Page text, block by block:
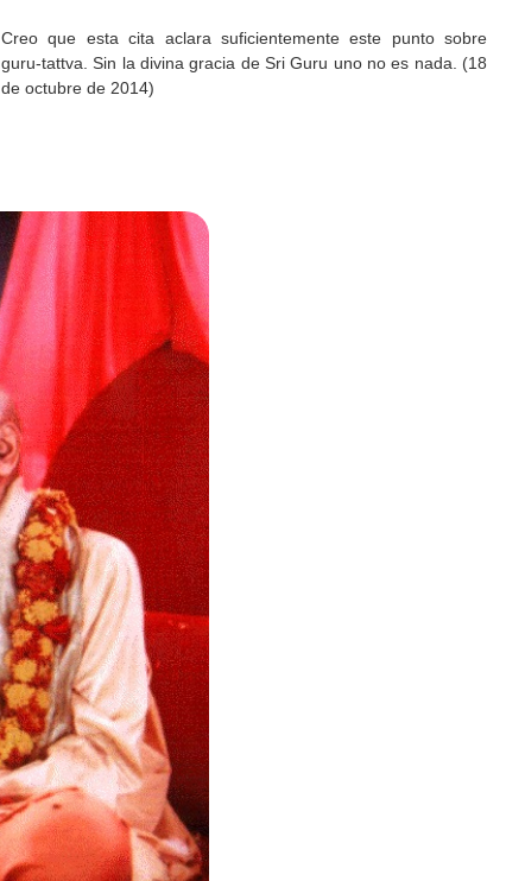
Creo que esta cita aclara suficientemente este punto sobre
guru-tattva. Sin la divina gracia de Sri Guru uno no es nada. (18
de octubre de 2014)